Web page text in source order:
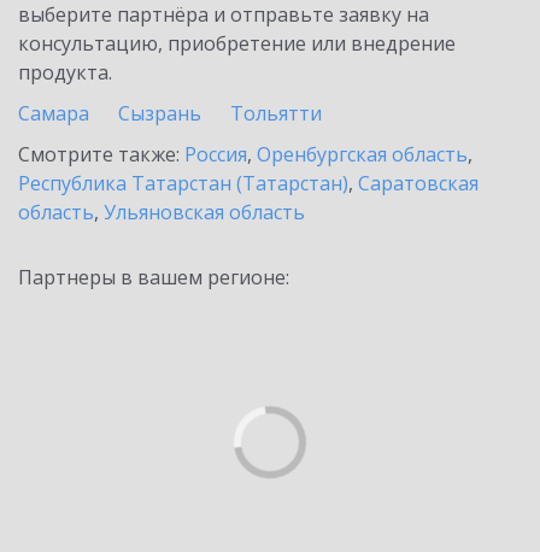
выберите партнёра и отправьте заявку на
консультацию, приобретение или внедрение
продукта.
Самара
Сызрань
Тольятти
Смотрите также: Россия, Оренбургская область,
Республика Татарстан (Татарстан), Саратовская
область, Ульяновская область
Партнеры в вашем регионе: